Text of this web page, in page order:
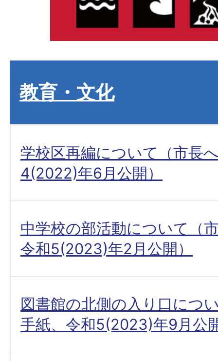
教育・文化
学校区再編について（市長
4(2022)年6月公開）
中学校の部活動について（
令和5(2023)年2月公開）
図書館の北側の入り口につ
手紙、令和5(2023)年9月公